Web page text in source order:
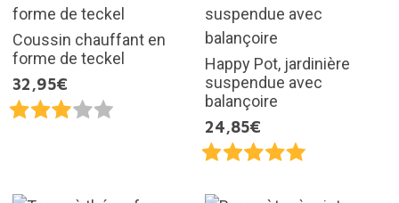
Coussin chauffant en
forme de teckel
32,95€
Happy Pot, jardinière
suspendue avec
balançoire
24,85€